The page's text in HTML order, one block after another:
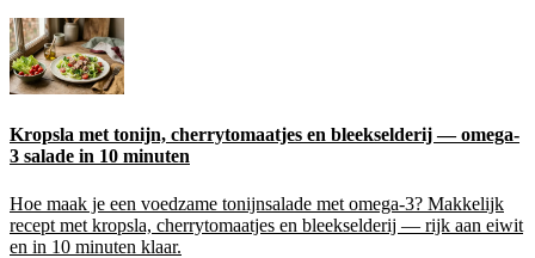
Kropsla met tonijn, cherrytomaatjes en bleekselderij — omega-
3 salade in 10 minuten
Hoe maak je een voedzame tonijnsalade met omega-3? Makkelijk
recept met kropsla, cherrytomaatjes en bleekselderij — rijk aan eiwit
en in 10 minuten klaar.